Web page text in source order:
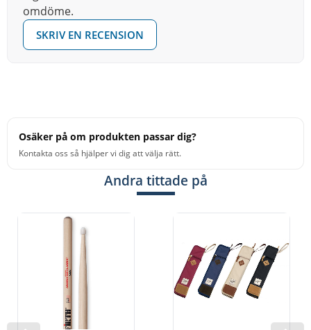
omdöme.
SKRIV EN RECENSION
Osäker på om produkten passar dig?
Kontakta oss så hjälper vi dig att välja rätt.
Andra tittade på